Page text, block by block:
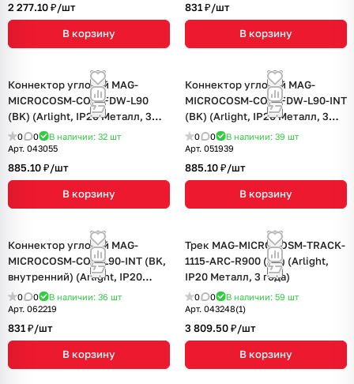
2 277.10 ₽/шт
В корзину
831 ₽/шт
В корзину
Коннектор угловой MAG-
MICROCOSM-CON-FDW-L90
(BK) (Arlight, IP20 Металл, 3
года)
0 0 В наличии: 32 шт
Арт. 043055
885.10 ₽/шт
В корзину
Коннектор угловой MAG-
MICROCOSM-CON-FDW-L90-INT
(BK) (Arlight, IP20 Металл, 3
года)
0 0 В наличии: 39 шт
Арт. 051939
885.10 ₽/шт
В корзину
Коннектор угловой MAG-
MICROCOSM-CON-L90-INT (BK,
внутренний) (Arlight, IP20
Металл, 3 года)
0 0 В наличии: 36 шт
Арт. 062219
831 ₽/шт
В корзину
Трек MAG-MICROCOSM-TRACK-
1115-ARC-R900 (BK) (Arlight,
IP20 Металл, 3 года)
0 0 В наличии: 59 шт
Арт. 043248(1)
3 809.50 ₽/шт
В корзину